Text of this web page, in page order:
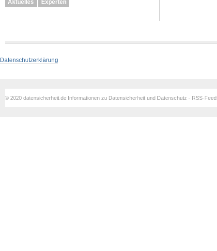
Aktuelles Experten
Datenschutzerklärung
© 2020 datensicherheit.de Informationen zu Datensicherheit und Datenschutz - RSS-